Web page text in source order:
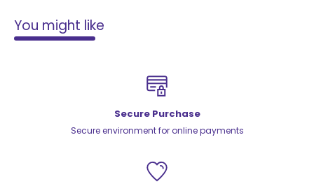
You might like
Secure Purchase
Secure environment for online payments